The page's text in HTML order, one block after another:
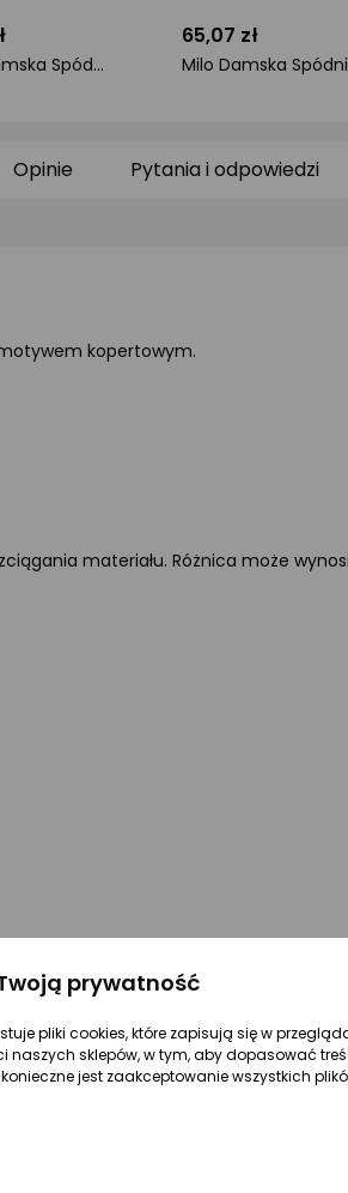
hitec Damska Spódnica LADY MORELINA SP
65,07 zł
gwiazdki
Opinie Pytania i odpowiedzi
kopertowym.
materiału. Różnica może
prywatność
pliki cookies, które zapisują się w
naszych sklepów, w tym, aby dopasować
jest zaakceptowanie wszystkich